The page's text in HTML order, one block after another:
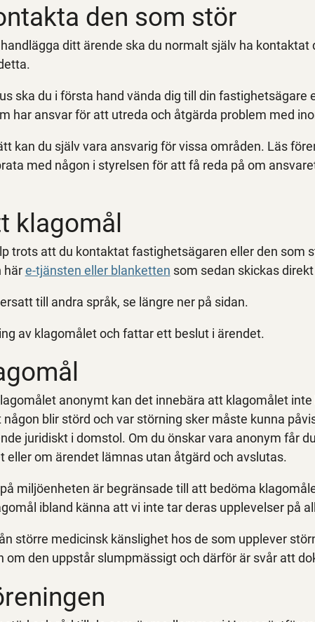
den som stör
ditt ärende ska du normalt själv ha kontaktat
ska du i första hand vända dig till din fastighetsägare
har ansvar för att utreda och åtgärda problem med
kan du själv vara ansvarig för vissa områden. Läs
med någon i styrelsen för att få reda på om
klagomål
trots att du kontaktat fastighetsägaren eller den som
häre-tjänsten eller blanketten som sedan skickas
till andra språk, se längre ner på sidan.
av klagomålet och fattar ett beslut i ärendet.
anonymt kan det innebära att klagomålet
blir störd och var störning sker måste kunna
juridiskt i domstol. Om du önskar vara anonym får
eller om ärendet lämnas utan åtgärd och avslutas.
miljöenheten är begränsade till att bedöma
ibland känna att vi inte tar deras upplevelser på
större medicinsk känslighet hos de som upplever
om den uppstår slumpmässigt och därför är svår att